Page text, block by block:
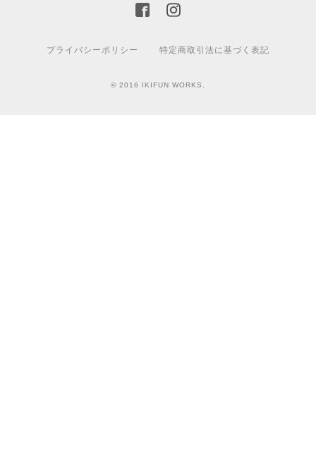
プライバシーポリシー 特定商取引法に基づく表記
© 2016 IKIFUN WORKS.